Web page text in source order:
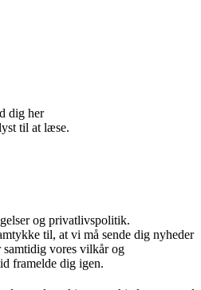
dig her
til at læse.
og privatlivspolitik.
til, at vi må sende dig nyheder
vores vilkår og
framelde dig igen.